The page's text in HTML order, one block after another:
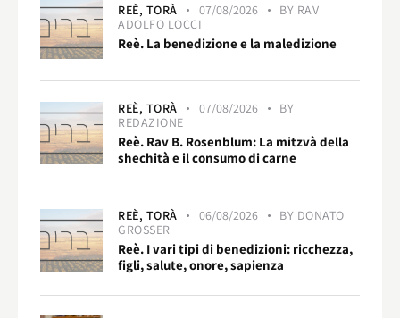
REÈ, TORÀ 07/08/2026 BY RAV
ADOLFO LOCCI
Reè. La benedizione e la maledizione
REÈ, TORÀ 07/08/2026
BY
REDAZIONE
Reè. Rav B. Rosenblum: La mitzvà della
shechità e il consumo di carne
REÈ, TORÀ 06/08/2026 BY DONATO
GROSSER
Reè. I vari tipi di benedizioni: ricchezza,
figli, salute, onore, sapienza